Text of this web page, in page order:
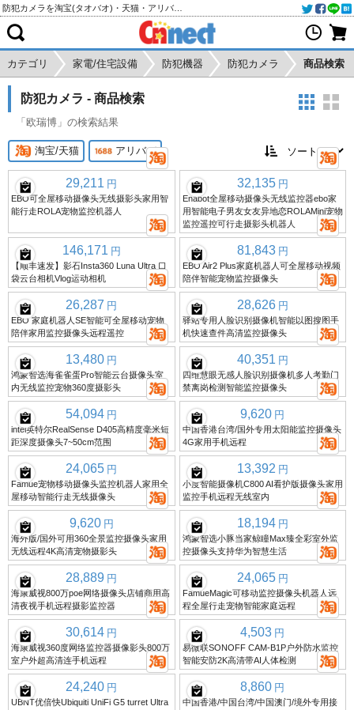
カテゴリ 家電/住宅設備 防犯機器 防犯カメラ 商品検索
防犯カメラ - 商品検索
「欧瑞博」の検索結果
淘宝/天猫 アリババ
29,211 円
EBO可全屋移动摄像头无线摄影头家用智
能行走ROLA宠物监控机器人
32,135 円
Enabot全屋移动摄像头无线监控器ebo家
用智能电子男友女友异地恋ROLAMini宠物
监控遥控可行走摄影头机器人
146,171 円
【顺丰速发】影石Insta360 Luna Ultra 口
袋云台相机Vlog运动相机
81,843 円
EBO Air2 Plus家庭机器人可全屋移动视频
陪伴智能宠物监控摄像头
26,287 円
EBO 家庭机器人SE智能可全屋移动宠物
陪伴家用监控摄像头远程遥控
28,626 円
驿站专用人脸识别摄像机智能以图搜图手
机快速查件高清监控摄像头
13,480 円
鸿蒙智选海雀雀蛋Pro智能云台摄像头室
内无线监控宠物360度摄影头
40,351 円
四维慧眼无感人脸识别摄像机多人考勤门
禁离岗检测智能监控摄像头
54,094 円
intel英特尔RealSense D405高精度毫米短
距深度摄像头7~50cm范围
9,620 円
中国香港台湾/国外专用太阳能监控摄像头
4G家用手机远程
24,065 円
Famue宠物移动摄像头监控机器人家用全
屋移动智能行走无线摄像头
13,392 円
小度智能摄像机C800 AI看护版摄像头家用
监控手机远程无线室内
9,620 円
海外版/国外可用360全景监控摄像头家用
无线远程4K高清宠物摄影头
18,194 円
鸿蒙智选小豚当家鲸瞳Max臻全彩室外监
控摄像头支持华为智慧生活
28,889 円
海康威视800万poe网络摄像头店铺商用高
清夜视手机远程摄影监控器
24,065 円
FamueMagic可移动监控摄像头机器人远
程全屋行走宠物智能家庭远程
30,614 円
海康威视360度网络监控器摄像影头800万
室户外超高清连手机远程
4,503 円
易微联SONOFF CAM-B1P户外防水监控
智能安防2K高清带AI人体检测
24,240 円
UBNT优倍快Ubiquiti UniFi G5 turret Ultra
8,860 円
中国香港/中国台湾/中国澳门/境外专用接